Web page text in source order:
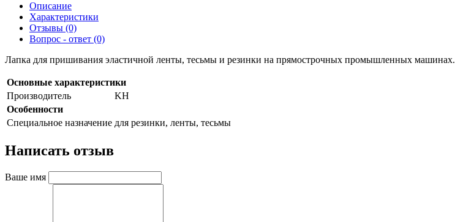
Описание
Характеристики
Отзывы (0)
Вопрос - ответ (0)
Лапка для пришивания эластичной ленты, тесьмы и резинки на прямострочных промышленных машинах.
Основные характеристики
Производитель
KH
Особенности
Специальное назначение для резинки, ленты, тесьмы
Написать отзыв
Ваше имя